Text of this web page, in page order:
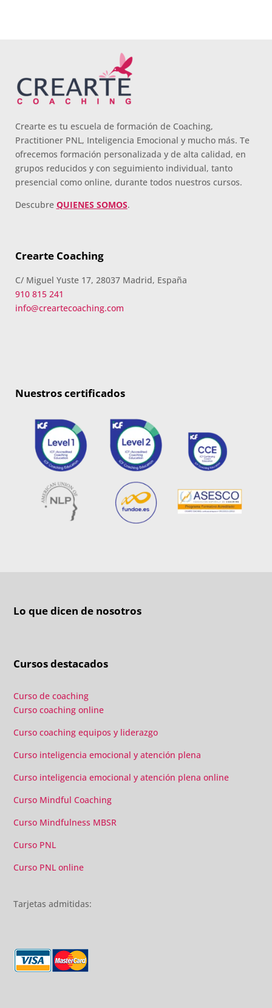
Crearte es tu escuela de formación de Coaching,
Practitioner PNL, Inteligencia Emocional y mucho más. Te
ofrecemos formación personalizada y de alta calidad, en
grupos reducidos y con seguimiento individual, tanto
presencial como online, durante todos nuestros cursos.
Descubre QUIENES SOMOS.
Crearte Coaching
C/ Miguel Yuste 17, 28037 Madrid, España
910 815 241
info@creartecoaching.com
Nuestros certificados
Lo que dicen de nosotros
Cursos destacados
Curso de coaching
Curso coaching online
Curso coaching equipos y liderazgo
Curso inteligencia emocional y atención plena
Curso inteligencia emocional y atención plena online
Curso Mindful Coaching
Curso Mindfulness MBSR
Curso PNL
Curso PNL online
Tarjetas admitidas: